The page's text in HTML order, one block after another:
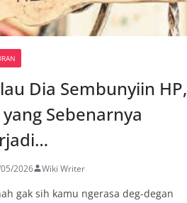
Dia Sembunyiin HP,
Sebenarnya
2026 Wiki Writer
gak sih kamu ngerasa deg-degan